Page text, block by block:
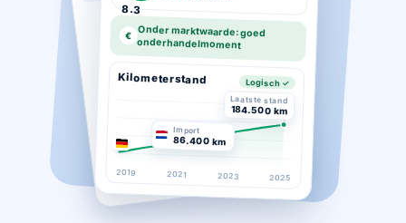
8.3
€ Onder marktwaarde: goed
onderhandelmoment
Kilometerstand Logisch ✓
Laatste stand
184.500 km
Import
86.400 km
2019 2021 2023 2025